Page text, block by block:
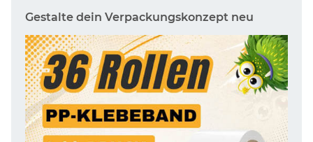
Gestalte dein Verpackungskonzept neu